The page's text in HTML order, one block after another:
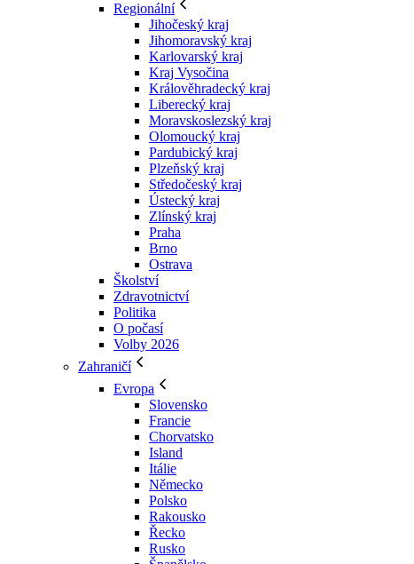
Regionální
Jihočeský kraj
Jihomoravský kraj
Karlovarský kraj
Kraj Vysočina
Králověhradecký kraj
Liberecký kraj
Moravskoslezský kraj
Olomoucký kraj
Pardubický kraj
Plzeňský kraj
Středočeský kraj
Ústecký kraj
Zlínský kraj
Praha
Brno
Ostrava
Školství
Zdravotnictví
Politika
O počasí
Volby 2026
Zahraničí
Evropa
Slovensko
Francie
Chorvatsko
Island
Itálie
Německo
Polsko
Rakousko
Řecko
Rusko